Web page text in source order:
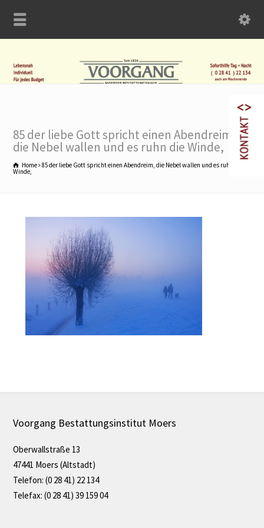
85 der liebe Gott spricht einen Abendreim,
die Nebel wallen und es ruhn die Winde,
Home 85 der liebe Gott spricht einen Abendreim, die Nebel wallen und es ruhn die
Winde,
Voorgang Bestattungsinstitut Moers
Oberwallstraße 13
47441 Moers (Altstadt)
Telefon: (0 28 41) 22 134
Telefax: (0 28 41) 39 159 04